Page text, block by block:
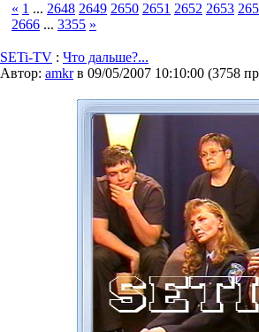
« 1 ... 2648 2649 2650 2651 2652 2653
2666 ... 3355 »
SETi-TV : Что дальше?...
Автор: amkr в 09/05/2007 10:10:00 (3758